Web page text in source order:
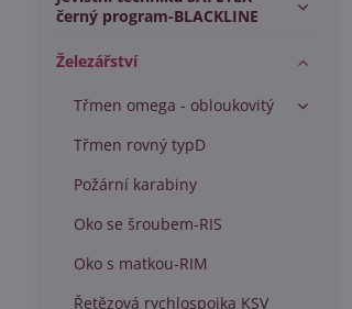
černý program-BLACKLINE
Železářství
Třmen omega - obloukovitý
Třmen rovný typD
Požární karabiny
Oko se šroubem-RIS
Oko s matkou-RIM
Řetězová rychlospojka KSV